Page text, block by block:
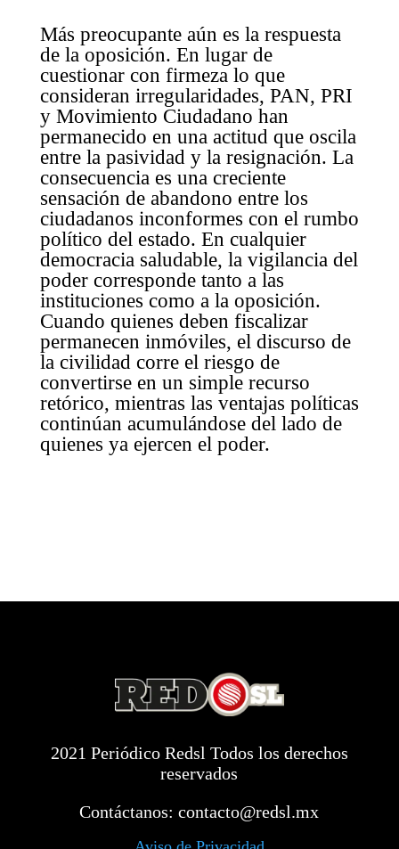
Más preocupante aún es la respuesta
de la oposición. En lugar de
cuestionar con firmeza lo que
consideran irregularidades, PAN, PRI
y Movimiento Ciudadano han
permanecido en una actitud que oscila
entre la pasividad y la resignación. La
consecuencia es una creciente
sensación de abandono entre los
ciudadanos inconformes con el rumbo
político del estado. En cualquier
democracia saludable, la vigilancia del
poder corresponde tanto a las
instituciones como a la oposición.
Cuando quienes deben fiscalizar
permanecen inmóviles, el discurso de
la civilidad corre el riesgo de
convertirse en un simple recurso
retórico, mientras las ventajas políticas
continúan acumulándose del lado de
quienes ya ejercen el poder.
2021 Periódico Redsl Todos los derechos
reservados
Contáctanos:contacto@redsl.mx